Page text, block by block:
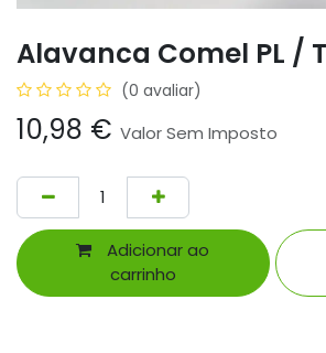
Alavanca Comel PL /
(0 avaliar)
10,98 € Valor Sem Imposto
Adicionar ao
carrinho